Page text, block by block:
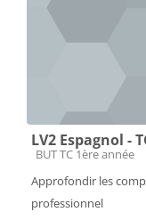
LV2 Espagnol -
Catégorie de cours
BUT TC 1ère année
Approfondir les
professionnel